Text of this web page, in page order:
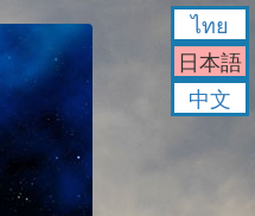
ไทย
日本語
中文